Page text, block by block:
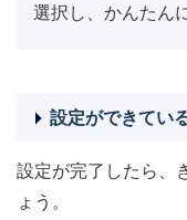
選択し、かんたん
設定ができてい
設定が完了したら、
ょう。